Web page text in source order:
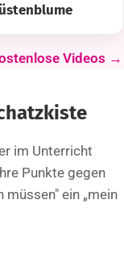
Videos →
im Unterricht
Punkte gegen
müssen" ein „mein